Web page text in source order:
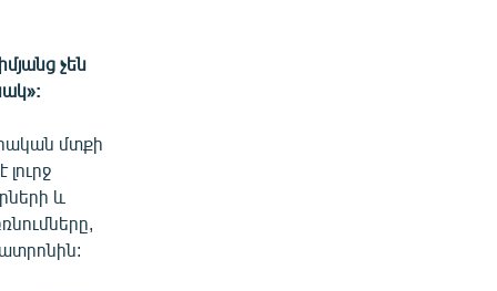
չեն
մտքի
և